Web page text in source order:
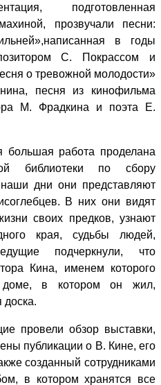
подготовленная
прозвучали песни:
написанная в годы
С. Покрассом и
о тревожной молодости»
песня из кинофильма
М. Фрадкина и поэта Е.
большая работа проделана
библиотеки по сбору
дни они представляют
В них они видят
своих предков, узнают
края, судьбы людей,
подчеркнули, что
Кина, именем которого
в котором он жил,
доска.
провели обзор выставки,
публикации о В. Кине, его
созданный сотрудниками
в котором хранятся все